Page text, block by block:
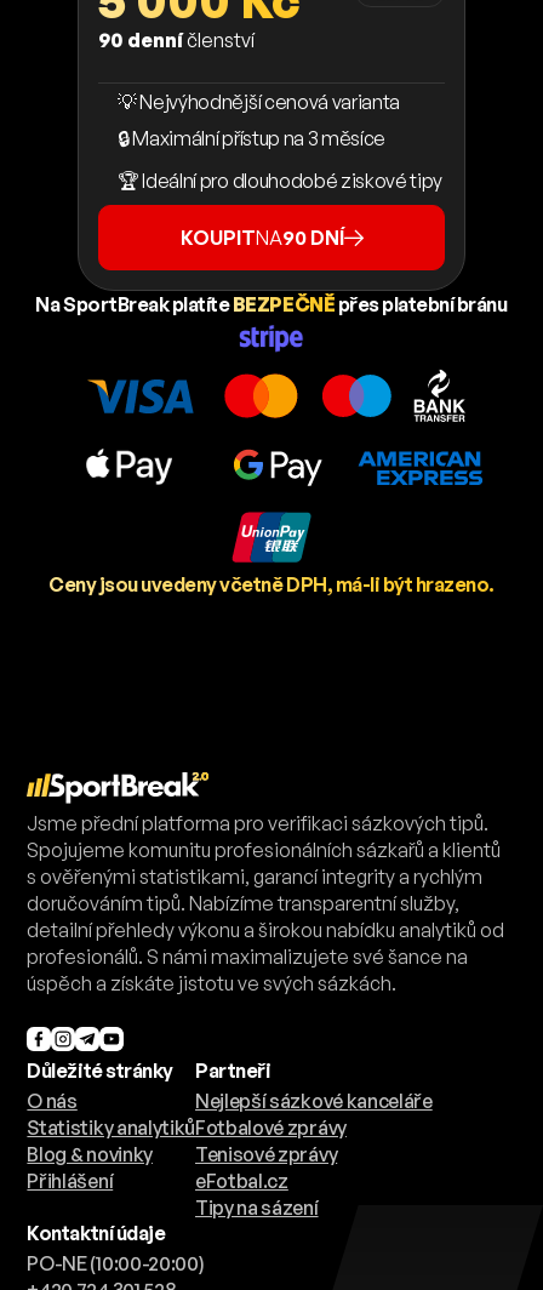
90 denníčlenství
💡 Nejvýhodnější cenová varianta
🔒 Maximální přístup na 3 měsíce
🏆 Ideální pro dlouhodobé ziskové tipy
KOUPITNA90 DNÍ
Na SportBreak platíteBEZPEČNĚ přes platební bránu
Ceny jsou uvedeny včetně DPH, má-li být hrazeno.
Jsme přední platforma pro verifikaci sázkových tipů.
Spojujeme komunitu profesionálních sázkařů a klientů
s ověřenými statistikami, garancí integrity a rychlým
doručováním tipů. Nabízíme transparentní služby,
detailní přehledy výkonu a širokou nabídku analytiků od
profesionálů. S námi maximalizujete své šance na
úspěch a získáte jistotu ve svých sázkách.
Důležité stránky
O nás
Statistiky analytiků
Blog & novinky
Přihlášení
Partneři
Nejlepší sázkové kanceláře
Fotbalové zprávy
Tenisové zprávy
eFotbal.cz
Tipy na sázení
Kontaktní údaje
PO-NE (10:00-20:00)